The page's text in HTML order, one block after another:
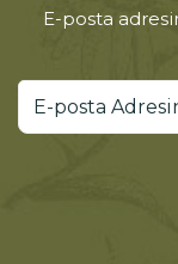
E-posta